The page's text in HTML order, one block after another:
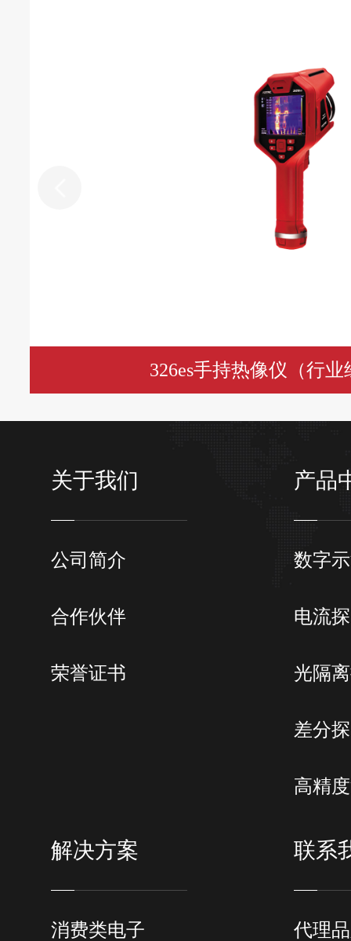
326es手持热像仪（行
关于我们
公司简介
合作伙伴
荣誉证书
产品
数字
电流
光隔
差分
高精
解决方案
消费类电子
联系
代理